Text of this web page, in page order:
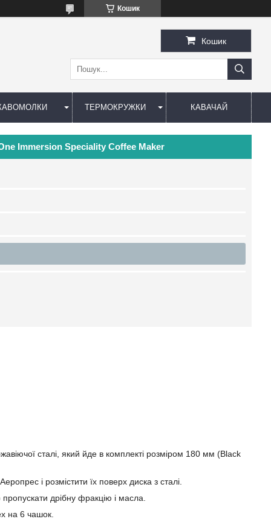
Кошик
Кошик
ТЕРМОКРУЖКИ КАВАЧАЙ
Immersion Speciality Coffee Maker
сталі, який йде в комплекті розміром 180 мм (Black
і розмістити їх поверх диска з сталі.
дрібну фракцію і масла.
на 6 чашок.